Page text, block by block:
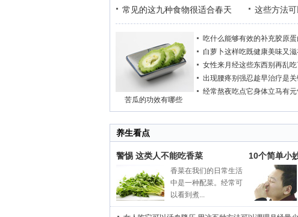
常见的这九种食物很适合春天
这些方法
苦瓜的功效有哪些
吃什么能够有效的补充胶原蛋
白萝卜这样吃既健康美味又
女性来月经这些东西别再乱吃
出现腰疼别强忍趁早治疗是
经常熬夜吃点它身体立马有
养生看点
警惕 这类人不能吃香菜
香菜在我们的日常生活
中是一种配菜。经常可
以看到煮...
10个简单小